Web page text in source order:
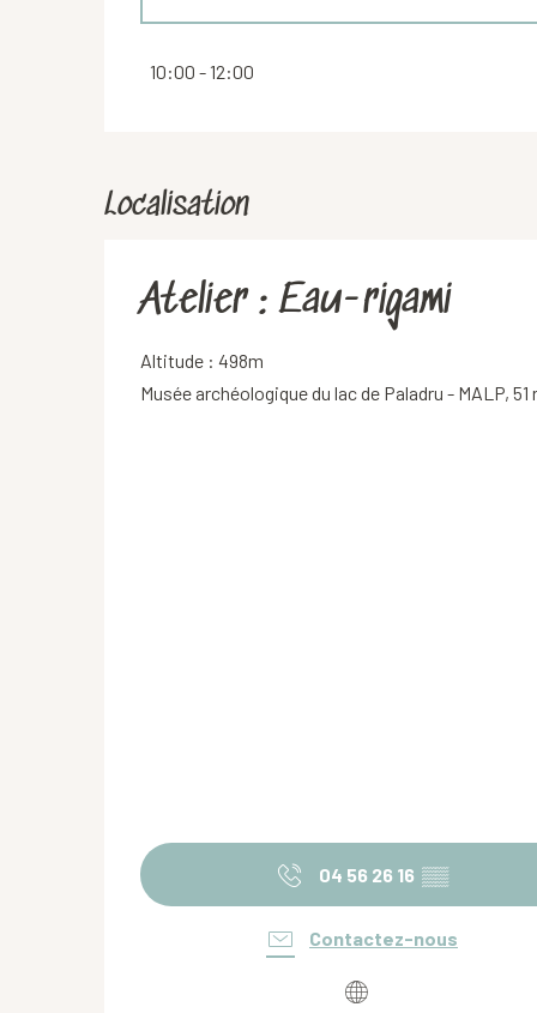
10:00 - 12:00
Localisation
Atelier : Eau-rigami
Altitude : 498m
Musée archéologique du lac de Paladru - MALP,
04 56 26 16 ▒▒
Contactez-nous